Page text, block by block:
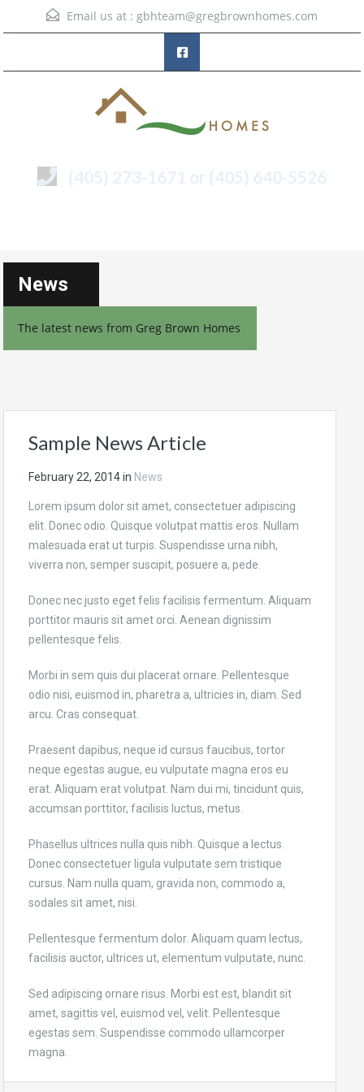
Email us at : gbhteam@gregbrownhomes.com
(405) 273-1671 or (405) 640-5526
News
The latest news from Greg Brown Homes
Sample News Article
February 22, 2014in News
Lorem ipsum dolor sit amet, consectetuer adipiscing
elit. Donec odio. Quisque volutpat mattis eros. Nullam
malesuada erat ut turpis. Suspendisse urna nibh,
viverra non, semper suscipit, posuere a, pede.
Donec nec justo eget felis facilisis fermentum. Aliquam
porttitor mauris sit amet orci. Aenean dignissim
pellentesque felis.
Morbi in sem quis dui placerat ornare. Pellentesque
odio nisi, euismod in, pharetra a, ultricies in, diam. Sed
arcu. Cras consequat.
Praesent dapibus, neque id cursus faucibus, tortor
neque egestas augue, eu vulputate magna eros eu
erat. Aliquam erat volutpat. Nam dui mi, tincidunt quis,
accumsan porttitor, facilisis luctus, metus.
Phasellus ultrices nulla quis nibh. Quisque a lectus.
Donec consectetuer ligula vulputate sem tristique
cursus. Nam nulla quam, gravida non, commodo a,
sodales sit amet, nisi.
Pellentesque fermentum dolor. Aliquam quam lectus,
facilisis auctor, ultrices ut, elementum vulputate, nunc.
Sed adipiscing ornare risus. Morbi est est, blandit sit
amet, sagittis vel, euismod vel, velit. Pellentesque
egestas sem. Suspendisse commodo ullamcorper
magna.